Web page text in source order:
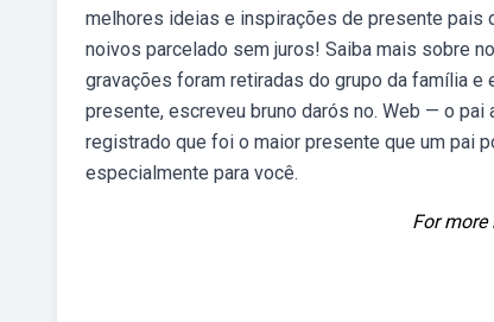
melhores ideias e inspirações de presente pais
noivos parcelado sem juros! Saiba mais sobre
gravações foram retiradas do grupo da família
presente, escreveu bruno darós no. Web — o
registrado que foi o maior presente que um pai
especialmente para você.
For